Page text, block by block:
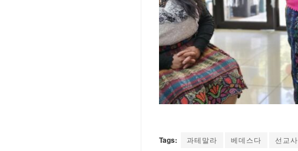
Tags: 과테말라 베데스다 선교사